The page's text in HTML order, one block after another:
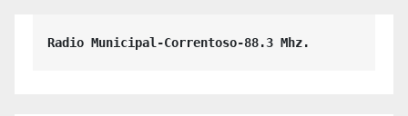
Radio Municipal-Correntoso-88.3 Mhz.